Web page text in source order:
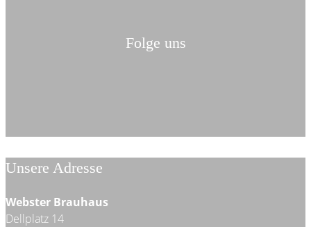
Folge uns
Unsere Adresse
Webster Brauhaus
Dellplatz 14